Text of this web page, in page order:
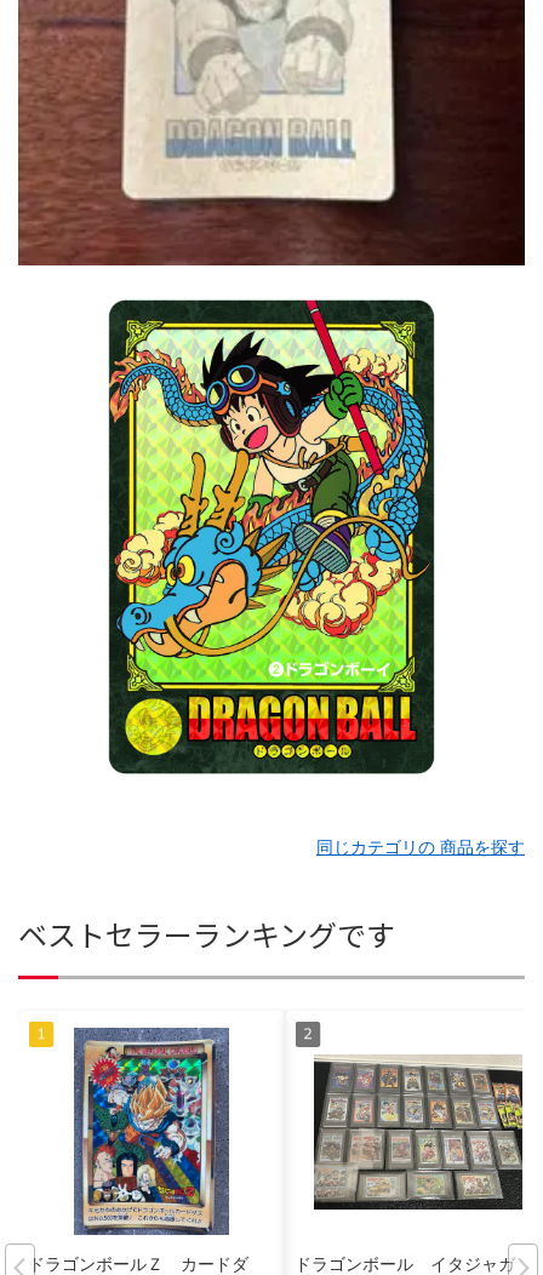
同じカテゴリの 商品を探す
ベストセラーランキングです
ドラゴンボールＺ カードダ ドラゴンボール イタジャガ c